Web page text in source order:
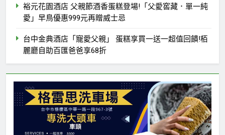
裕元花園酒店 父親節酒香蛋糕登場!「父愛窖藏．單一純
愛」早鳥優惠999元再贈威士忌
台中金典酒店「寵愛父親」 蛋糕享買一送一超值回饋!栢
麗廳自助百匯爸爸享68折